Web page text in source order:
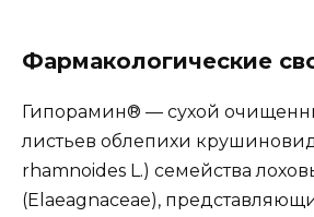
Фармакологические
Гипорамин® — сухой
листьев облепихи
rhamnoides L.) семейства
(Elaeagnaceae),